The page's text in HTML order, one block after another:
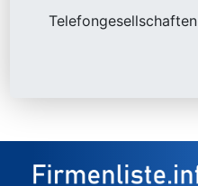
Telefongesellschaften